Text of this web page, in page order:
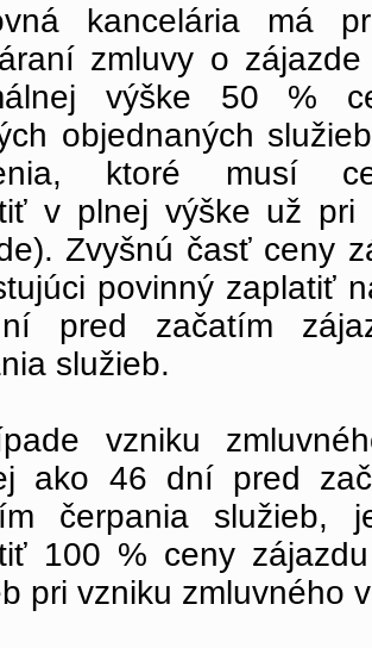
kancelária má
zmluvy o
výške 50 %
objednaných
ktoré musí
v plnej výške už pri
Zvyšnú časť ceny
povinný zaplatiť
pred začatím
služieb.
vzniku
ako 46 dní pred
čerpania služieb,
100 % ceny
pri vzniku zmluvného